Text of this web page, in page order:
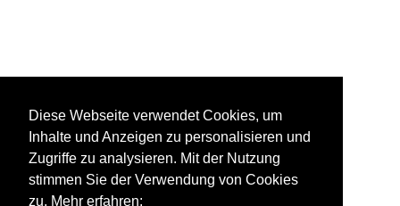
Diese Webseite verwendet Cookies, um
Inhalte und Anzeigen zu personalisieren und
Zugriffe zu analysieren. Mit der Nutzung
stimmen Sie der Verwendung von Cookies
zu. Mehr erfahren: